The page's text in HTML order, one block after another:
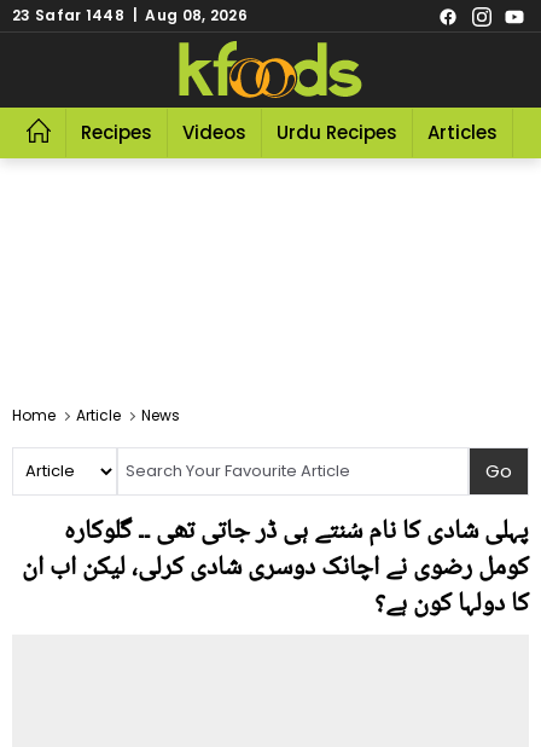
23 Safar 1448 | Aug 08, 2026
Recipes Videos Urdu Recipes Articles
Home Article News
پہلی شادی کا نام سُنتے ہی ڈر جاتی تھی ۔۔ گلوکارہ
کومل رضوی نے اچانک دوسری شادی کرلی، لیکن اب ان
کا دولہا کون ہے؟